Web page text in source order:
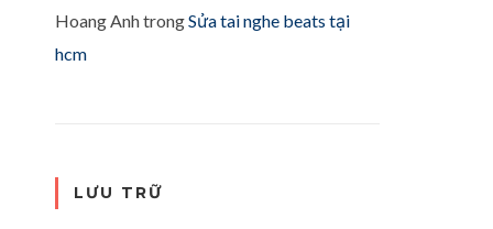
Hoang AnhtrongSửa tai nghe beats tại
hcm
LƯU TRỮ